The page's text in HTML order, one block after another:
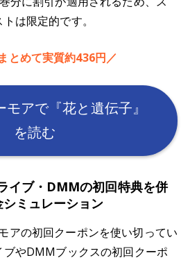
は限定的です。
とめて実質約436円／
アで『花と遺伝子』
を読む
イブ・DMMの初回特典を併
ミュレーション
アの初回クーポンを使い切ってい
ブやDMMブックスの初回クーポ